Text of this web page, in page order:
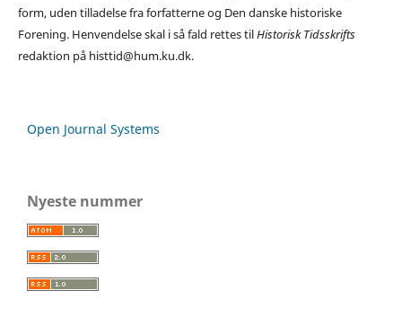
form, uden tilladelse fra forfatterne og Den danske historiske
Forening. Henvendelse skal i så fald rettes tilHistorisk Tidsskrifts
redaktion på histtid@hum.ku.dk.
Open Journal Systems
Nyeste nummer